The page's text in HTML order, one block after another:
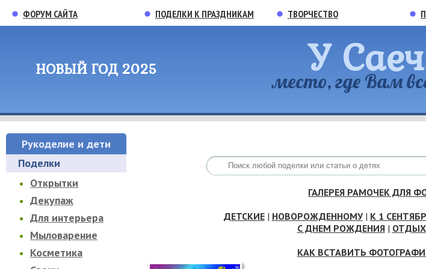
ФОРУМ САЙТА ПОДЕЛКИ К ПРАЗДНИКАМ ТВОРЧЕСТВО
НОВЫЙ ГОД 2025 У
место, где Вам
Рукоделие и дети
Поделки
Открытки
Декупаж
Для интерьера
Мыловарение
Косметика
ГАЛЕРЕЯ РАМОЧЕК ДЛЯ
ДЕТСКИЕ| НОВОРОЖДЕННОМУ| К 1
С ДНЕМ РОЖДЕНИЯ| ОТДЫХ
КАК ВСТАВИТЬ